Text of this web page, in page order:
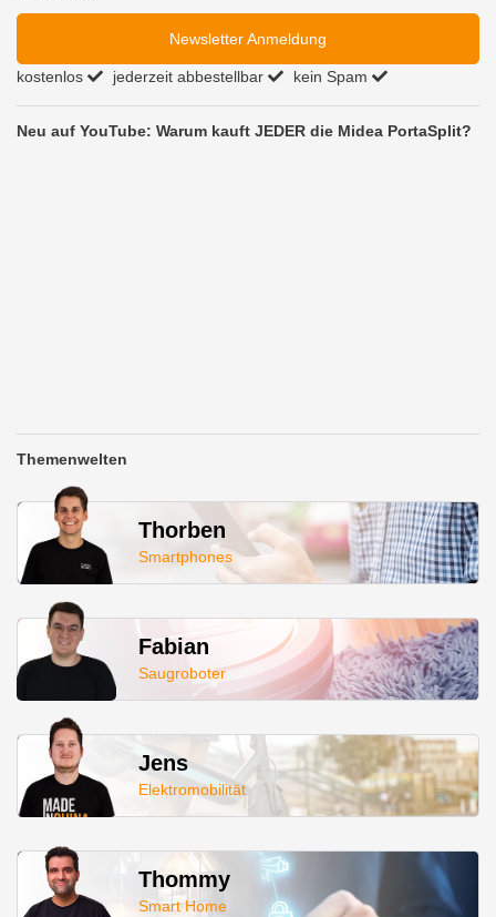
Newsletter Anmeldung
kostenlos jederzeit abbestellbar kein Spam
Neu auf YouTube: Warum kauft JEDER die Midea PortaSplit?
Themenwelten
Thorben
Smartphones
Fabian
Saugroboter
Jens
Elektromobilität
Thommy
Smart Home